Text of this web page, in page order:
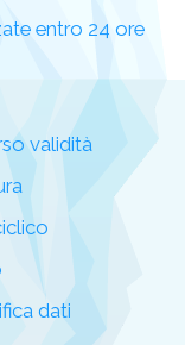
entro 24 ore
validità
dati